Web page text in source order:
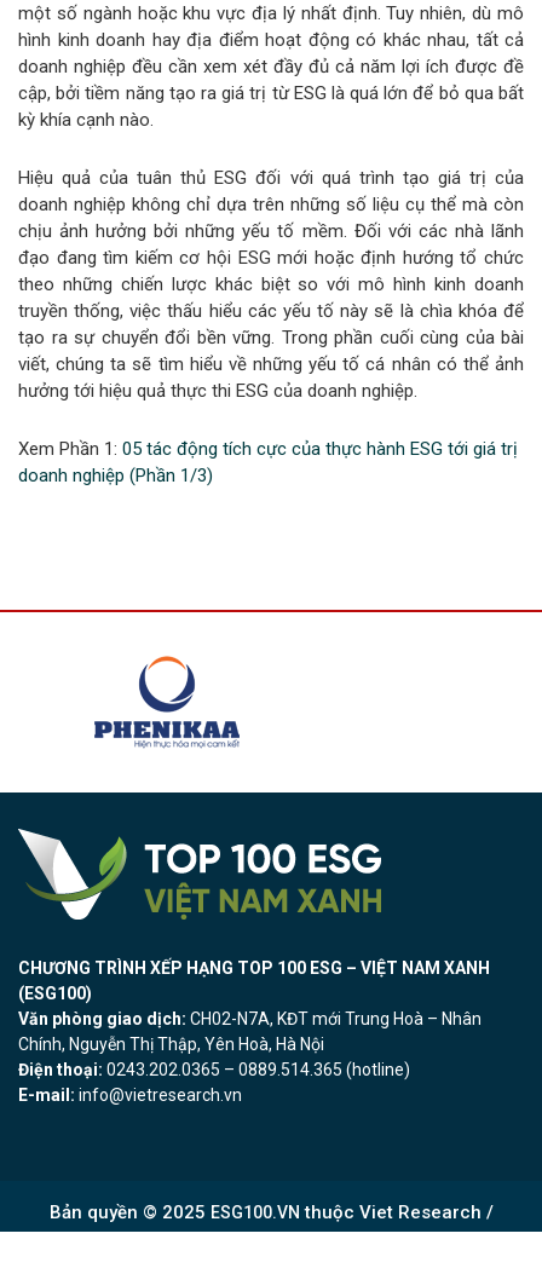
một số ngành hoặc khu vực địa lý nhất định. Tuy nhiên, dù mô
hình kinh doanh hay địa điểm hoạt động có khác nhau, tất cả
doanh nghiệp đều cần xem xét đầy đủ cả năm lợi ích được đề
cập, bởi tiềm năng tạo ra giá trị từ ESG là quá lớn để bỏ qua bất
kỳ khía cạnh nào.
Hiệu quả của tuân thủ ESG đối với quá trình tạo giá trị của
doanh nghiệp không chỉ dựa trên những số liệu cụ thể mà còn
chịu ảnh hưởng bởi những yếu tố mềm. Đối với các nhà lãnh
đạo đang tìm kiếm cơ hội ESG mới hoặc định hướng tổ chức
theo những chiến lược khác biệt so với mô hình kinh doanh
truyền thống, việc thấu hiểu các yếu tố này sẽ là chìa khóa để
tạo ra sự chuyển đổi bền vững. Trong phần cuối cùng của bài
viết, chúng ta sẽ tìm hiểu về những yếu tố cá nhân có thể ảnh
hưởng tới hiệu quả thực thi ESG của doanh nghiệp.
Xem Phần 1: 05 tác động tích cực của thực hành ESG tới giá trị
doanh nghiệp (Phần 1/3)
CHƯƠNG TRÌNH XẾP HẠNG TOP 100 ESG – VIỆT NAM XANH
(ESG100)
Văn phòng giao dịch: CH02-N7A, KĐT mới Trung Hoà – Nhân
Chính, Nguyễn Thị Thập, Yên Hoà, Hà Nội
Điện thoại: 0243.202.0365 – 0889.514.365 (hotline)
E-mail: info@vietresearch.vn
Bản quyền © 2025 ESG100.VN thuộc Viet Research /